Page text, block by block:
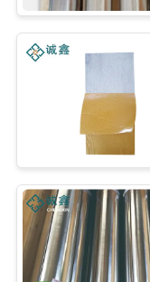
Lood
Doos